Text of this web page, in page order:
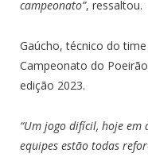
campeonato”, ressaltou.
Gaúcho, técnico do
Campeonato do
edição 2023.
“Um jogo difícil, hoje
equipes estão todas